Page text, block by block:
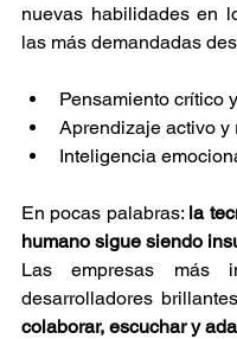
nuevas habilidades en
las más demandadas
Pensamiento crítico
Aprendizaje activo y
Inteligencia
En pocas palabras: la
humano sigue siendo
Las empresas más
colaborar, escuchar y